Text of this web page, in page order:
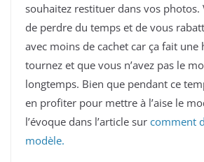
souhaitez restituer dans vos photos.
de perdre du temps et de vous
avec moins de cachet car ça fait une
tournez et que vous n’avez pas le
longtemps. Bien que pendant ce
en profiter pour mettre à l’aise le
l’évoque dans l’article sur comment
modèle.